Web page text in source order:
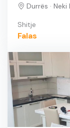
Durrës ·
Shitje
Falas